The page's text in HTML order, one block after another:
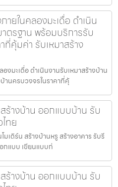
ยในคลองมะเดื่อ ดำเนิน
ตรฐาน พร้อมบริการรับ
ที่คุ้มค่า รับเหมาสร้าง
มะเดื่อ ดำเนินงานรับเหมาสร้างบ้าน
านครบวงจรในราคาที่คุ้
ร้างบ้าน ออกแบบบ้าน รับ
ทย
เดิร์น สร้างบ้านหรู สร้างอาคาร รับรี
กแบบ เขียนแบบก่
ร้างบ้าน ออกแบบบ้าน รับ